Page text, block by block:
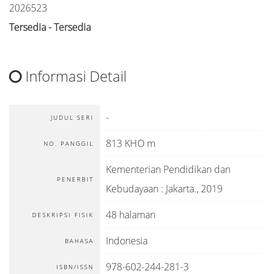
2026523
Tersedia - Tersedia
Informasi Detail
JUDUL SERI -
NO. PANGGIL 813 KHO m
PENERBIT
Kementerian Pendidikan dan
Kebudayaan : Jakarta., 2019
DESKRIPSI FISIK 48 halaman
BAHASA Indonesia
ISBN/ISSN 978-602-244-281-3